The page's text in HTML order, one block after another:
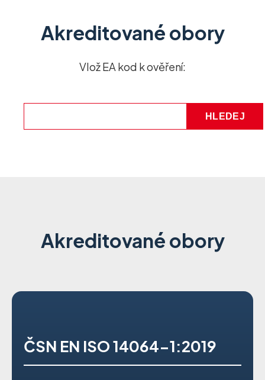
Akreditované obory
Vlož EA kod k ověření:
Akreditované obory
ČSN EN ISO 14064-1:2019